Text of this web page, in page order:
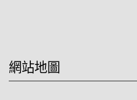
網站地圖